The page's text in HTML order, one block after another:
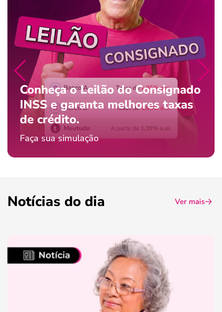
Conheça o Leilão do Consignado
INSS e garanta melhores taxas
de crédito.
Faça sua simulação
Notícias do dia Ver mais